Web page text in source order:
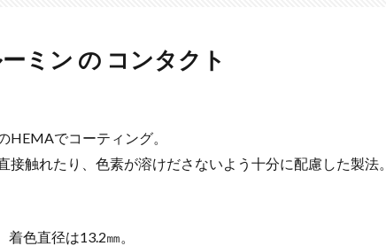
ミン の コンタクト
HEMAでコーティング。
接触れたり、色素が溶けださないよう十分に配慮した製法。
色直径は13.2㎜。